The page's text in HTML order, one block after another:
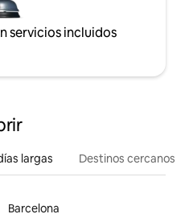
servicios incluidos
largas Destinos cercanos
Barcelona